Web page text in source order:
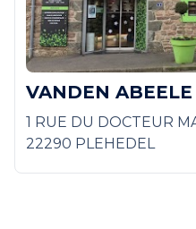
VANDEN
1 RUE DU DOCTEUR
22290 PLEHEDEL